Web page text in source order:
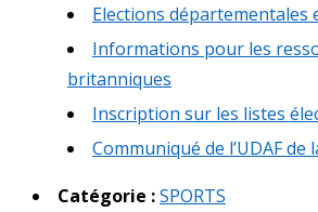
Elections départementales
Informations pour les
britanniques
Inscription sur les listes
Communiqué de l’UDAF de
Catégorie :SPORTS